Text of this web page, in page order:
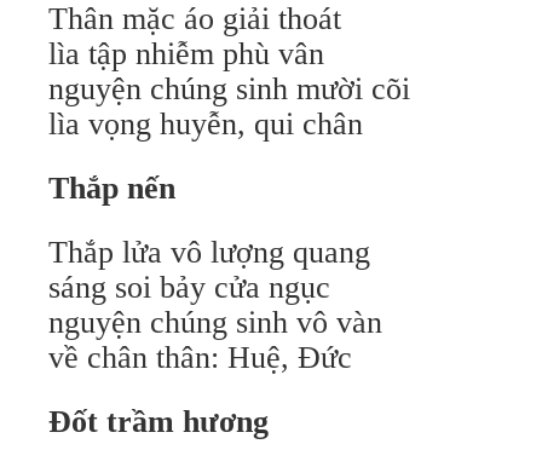
Thân mặc áo giải thoát
lìa tập nhiễm phù vân
nguyện chúng sinh mười cõi
lìa vọng huyễn, qui chân
Thắp nến
Thắp lửa vô lượng quang
sáng soi bảy cửa ngục
nguyện chúng sinh vô vàn
về chân thân: Huệ, Ðức
Ðốt trầm hương